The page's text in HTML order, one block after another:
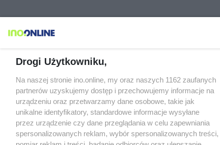
Drogi Użytkowniku,
Na naszej stronie ino.online, my oraz naszych 1162 zaufanych
partnerów uzyskujemy dostęp i przechowujemy informacje na
urządzeniu oraz przetwarzamy dane osobowe, takie jak
unikalne identyfikatory, standardowe informacje wysyłane
przez urządzenie czy dane przeglądania w celu zapewniania
spersonalizowanych reklam, wybór spersonalizowanych treści,